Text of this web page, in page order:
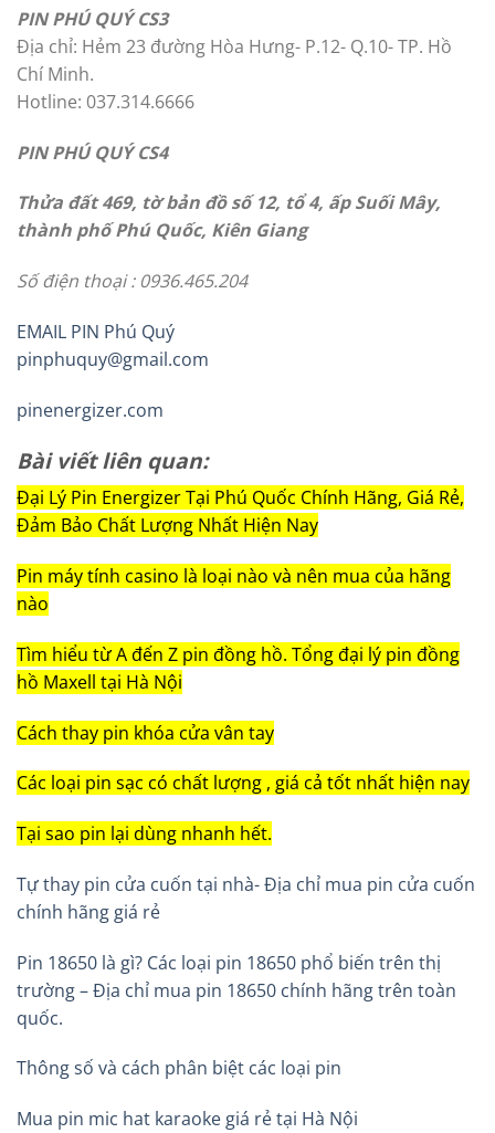
PIN PHÚ QUÝ CS3
Địa chỉ: Hẻm 23 đường Hòa Hưng- P.12- Q.10- TP. Hồ
Chí Minh.
Hotline: 037.314.6666
PIN PHÚ QUÝ CS4
Thửa đất 469, tờ bản đồ số 12, tổ 4, ấp Suối Mây,
thành phố Phú Quốc, Kiên Giang
Số điện thoại : 0936.465.204
EMAIL PIN Phú Quý
pinphuquy@gmail.com
pinenergizer.com
Bài viết liên quan:
Đại Lý Pin Energizer Tại Phú Quốc Chính Hãng, Giá Rẻ,
Đảm Bảo Chất Lượng Nhất Hiện Nay
Pin máy tính casino là loại nào và nên mua của hãng
nào
Tìm hiểu từ A đến Z pin đồng hồ. Tổng đại lý pin đồng
hồ Maxell tại Hà Nội
Cách thay pin khóa cửa vân tay
Các loại pin sạc có chất lượng , giá cả tốt nhất hiện nay
Tại sao pin lại dùng nhanh hết.
Tự thay pin cửa cuốn tại nhà- Địa chỉ mua pin cửa cuốn
chính hãng giá rẻ
Pin 18650 là gì? Các loại pin 18650 phổ biến trên thị
trường – Địa chỉ mua pin 18650 chính hãng trên toàn
quốc.
Thông số và cách phân biệt các loại pin
Mua pin mic hat karaoke giá rẻ tại Hà Nội